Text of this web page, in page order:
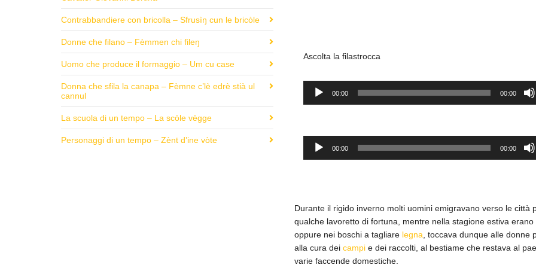
Ascolta la filastrocca
Audio
Player
00:00 00:00
Audio
Player
00:00 00:00
Durante il rigido inverno molti uomini emigravano verso le città
qualche lavoretto di fortuna, mentre nella stagione estiva erano
oppure nei boschi a tagliare legna , toccava dunque alle donne
alla cura dei campi e dei raccolti, al bestiame che restava al
varie faccende domestiche.
Contrabbandiere con bricolla – Sfrusìŋ cun le bricòle
Donne che filano – Fèmmen chi fileŋ
Uomo che produce il formaggio – Um cu case
Donna che sfila la canapa – Fèmne c’lè edrè stià ul
cannul
La scuola di un tempo – La scòle vègge
Personaggi di un tempo – Zènt d’ine vòte